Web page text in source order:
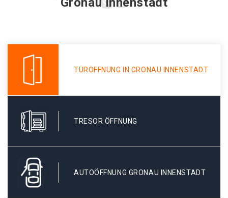
TÜRÖFFNUNG IN GRONAU INNENSTADT
TRESOR ÖFFNUNG
AUTOÖFFNUNG GRONAU INNENSTADT